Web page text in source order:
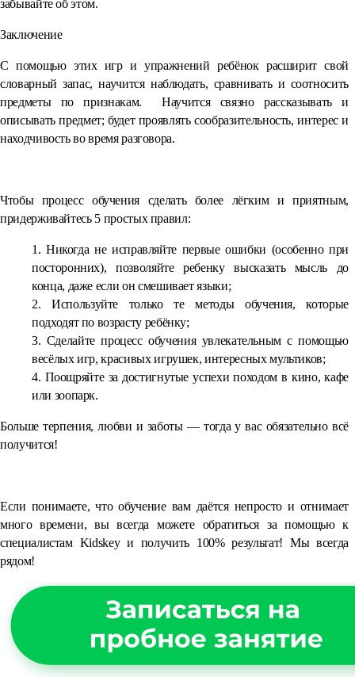
забывайте об этом.
Заключение
С помощью этих игр и упражнений ребёнок расширит свой
словарный запас, научится наблюдать, сравнивать и соотносить
предметы по признакам. Научится связно рассказывать и
описывать предмет; будет проявлять сообразительность, интерес и
находчивость во время разговора.
Чтобы процесс обучения сделать более лёгким и приятным,
придерживайтесь 5 простых правил:
Никогда не исправляйте первые ошибки (особенно при
посторонних), позволяйте ребенку высказать мысль до
конца, даже если он смешивает языки;
Используйте только те методы обучения, которые
подходят по возрасту ребёнку;
Сделайте процесс обучения увлекательным с помощью
весёлых игр, красивых игрушек, интересных мультиков;
Поощряйте за достигнутые успехи походом в кино, кафе
или зоопарк.
Больше терпения, любви и заботы — тогда у вас обязательно всё
получится!
Если понимаете, что обучение вам даётся непросто и отнимает
много времени, вы всегда можете обратиться за помощью к
специалистам Kidskey и получить 100% результат! Мы всегда
рядом!